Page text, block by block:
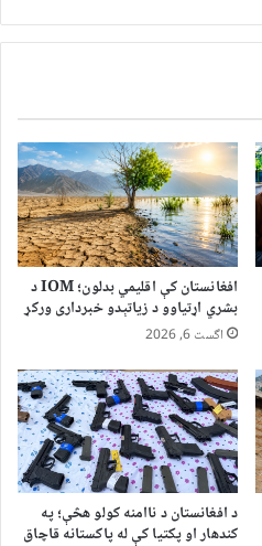
افغانستان کې اقلیمي بدلون؛ IOM د
بشري اړتیاوو د زیاتېدو خبرداری ورکړ
اگست 6, 2026
د افغانستان د ناامنه کولو هڅې؛ په
کندهار او پکتیا کې له پاکستانه قاچاق